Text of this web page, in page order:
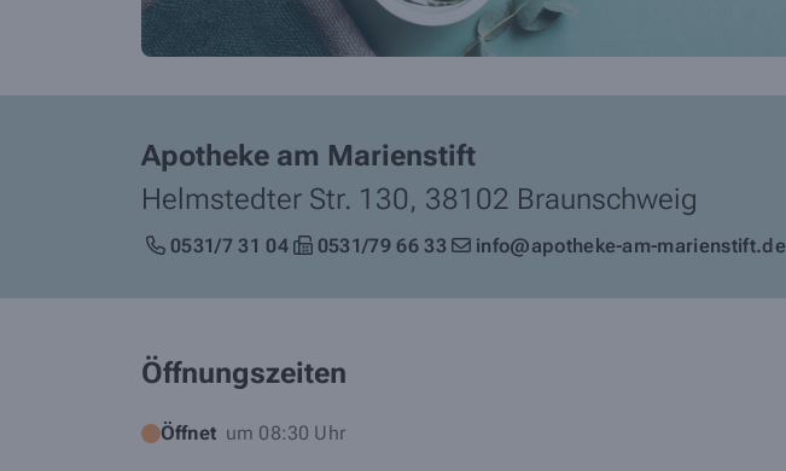
Apotheke am Marienstift
Helmstedter Str. 130, 38102 Braunschweig
0531/7 31 04 0531/79 66 33 info@apotheke-am-marienstift.de
Öffnungszeiten
Öffnet um 08:30 Uhr